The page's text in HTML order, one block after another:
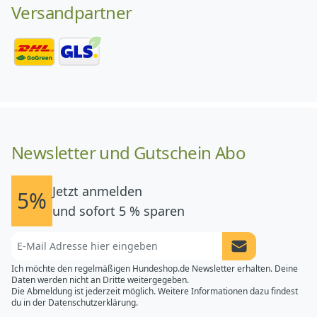
Versandpartner
Newsletter und Gutschein Abo
5% Jetzt anmelden
und sofort 5 % sparen
Newsletter
Ich möchte den regelmäßigen Hundeshop.de Newsletter erhalten. Deine
Daten werden nicht an Dritte weitergegeben.
Die Abmeldung ist jederzeit möglich. Weitere Informationen dazu findest
du in der Datenschutzerklärung.